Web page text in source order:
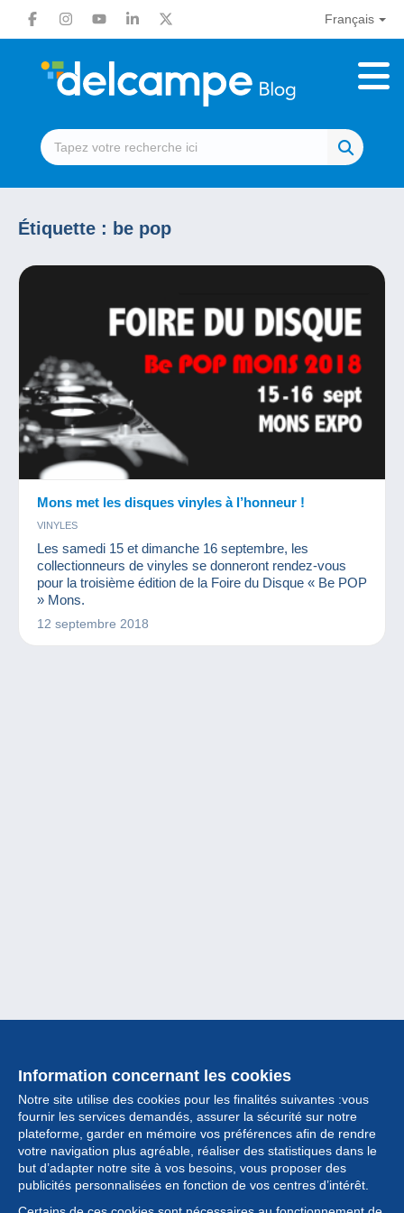
Français
Étiquette : be pop
Mons met les disques vinyles à l’honneur !
VINYLES
Les samedi 15 et dimanche 16 septembre, les
collectionneurs de vinyles se donneront rendez-vous
pour la troisième édition de la Foire du Disque « Be POP
» Mons.
12 septembre 2018
Information concernant les cookies
Notre site utilise des cookies pour les finalités suivantes :vous
fournir les services demandés, assurer la sécurité sur notre
plateforme, garder en mémoire vos préférences afin de rendre
votre navigation plus agréable, réaliser des statistiques dans le
but d’adapter notre site à vos besoins, vous proposer des
publicités personnalisées en fonction de vos centres d’intérêt.
Collection